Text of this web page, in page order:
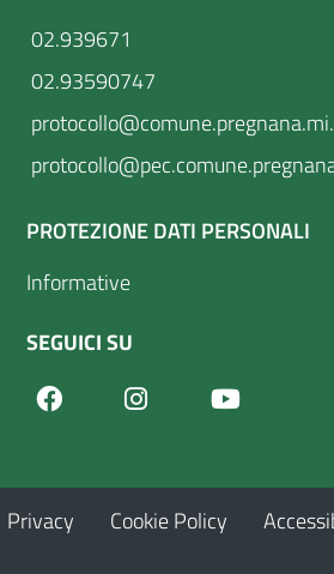
02.939671
02.93590747
PROTEZIONE DATI PERSONALI
Informative
SEGUICI SU
FacebookInstagram
Privacy Cookie Policy